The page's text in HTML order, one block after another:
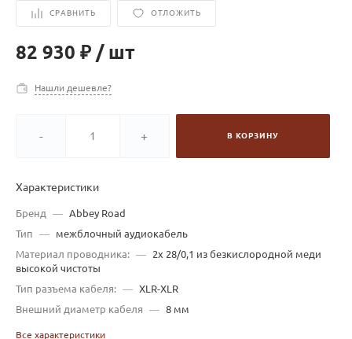
СРАВНИТЬ ОТЛОЖИТЬ
82 930 ₽ / шт
Нашли дешевле?
- + В КОРЗИНУ
Характеристики
Бренд —
Abbey Road
Тип
—
межблочный аудиокабель
Материал проводника: —
2x 28/0,1 из безкислородной меди
высокой чистоты
Тип разъема кабеля: — XLR-XLR
Внешний диаметр кабеля
— 8 мм
Все характеристики